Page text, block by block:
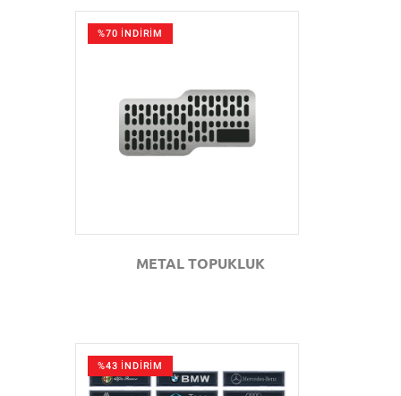
%70 İNDİRİM
GÖZAT
METAL TOPUKLUK
%43 İNDİRİM